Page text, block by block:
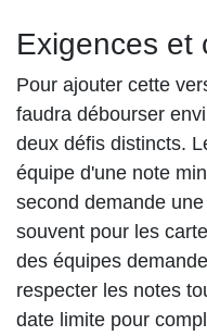
Exigences et
Pour ajouter cette
faudra débourser
deux défis distincts.
équipe d'une note
second demande
souvent pour les
des équipes
respecter les notes
date limite pour